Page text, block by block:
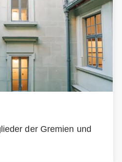
der Gremien und